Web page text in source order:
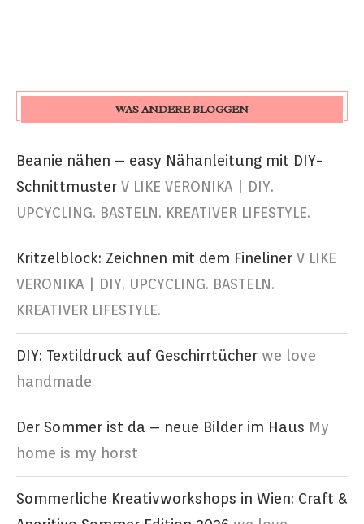
WAS ANDERE BLOGGEN
Beanie nähen – easy Nähanleitung mit DIY-
Schnittmuster V LIKE VERONIKA | DIY.
UPCYCLING. BASTELN. KREATIVER LIFESTYLE.
Kritzelblock: Zeichnen mit dem Fineliner V LIKE
VERONIKA | DIY. UPCYCLING. BASTELN.
KREATIVER LIFESTYLE.
DIY: Textildruck auf Geschirrtücher we love
handmade
Der Sommer ist da – neue Bilder im Haus My
home is my horst
Sommerliche Kreativworkshops in Wien: Craft &